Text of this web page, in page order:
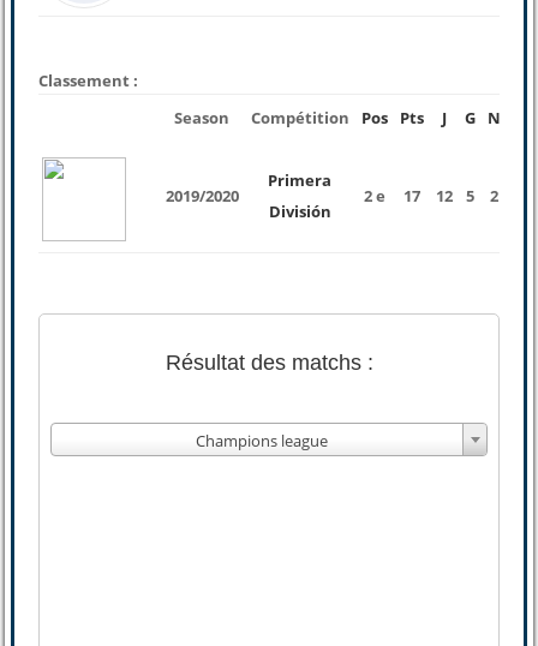
Classement :
Season
Compétition Pos Pts J G N
2019/2020
Primera
División
2 e 17 12 5 2
Résultat des matchs :
Champions league